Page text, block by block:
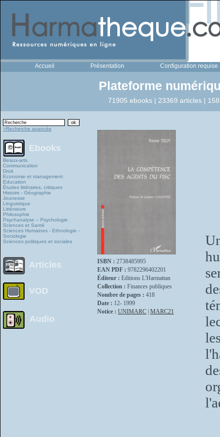
Accueil Présentation Configuration requise
Plateforme
71905 ebooks | 23369 articles |
>Recherche avancée
Ebooks
Beaux-arts
Communication
Droit
Economie et management
Education
Études littéraires, critiques
Histoire - Géographie
Jeunesse
Linguistique
Littérature
Philosophie
Psychanalyse – Psychologie
Sciences et Santé
Sciences Humaines - Ethnologie -
Sociologie
Sciences politiques et sociales
Articles
VOD
Audio
ISBN : 2738485995
EAN PDF : 9782296402201
Éditeur : Editions L'Harmattan
Collection : Finances publiques
Nombre de pages : 418
Date : 12- 1999
Notice : UNIMARC MARC21